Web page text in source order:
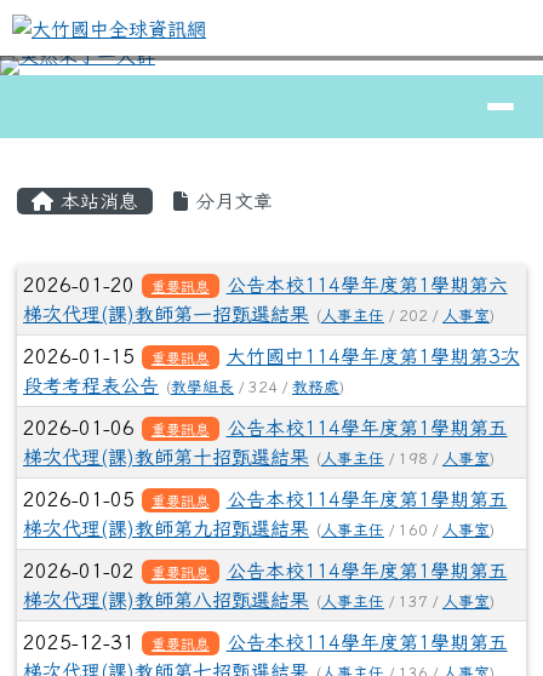
跳至主內容區
大竹國中全球資訊網
⏸
本站消息 分月文章
文章列表
2026-01-20 重要訊息
公告本校114學年度第1學期第六
梯次代理(課)教師第一招甄選結果
( 人事主任 / 202 / 人事室)
2026-01-15 重要訊息
大竹國中114學年度第1學期第3次
段考考程表公告
(教學組長 / 324 / 教務處)
2026-01-06 重要訊息
公告本校114學年度第1學期第五
梯次代理(課)教師第十招甄選結果
( 人事主任 / 198 / 人事室)
2026-01-05 重要訊息
公告本校114學年度第1學期第五
梯次代理(課)教師第九招甄選結果
( 人事主任 / 160 / 人事室)
2026-01-02 重要訊息
公告本校114學年度第1學期第五
梯次代理(課)教師第八招甄選結果
( 人事主任 / 137 / 人事室)
2025-12-31 重要訊息
公告本校114學年度第1學期第五
梯次代理(課)教師第七招甄選結果